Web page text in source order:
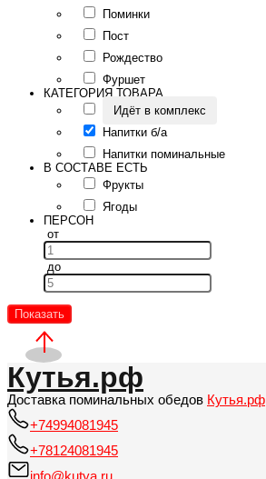
Поминки
Пост
Рождество
Фуршет
КАТЕГОРИЯ ТОВАРА
Идёт в комплекс
Напитки б/а
Напитки поминальные
В СОСТАВЕ ЕСТЬ
Фрукты
Ягоды
ПЕРСОН
от
до
Показать
Кутья.рф
Доставка поминальных обедов Кутья.рф
+74994081945
+78124081945
info@kutya.ru